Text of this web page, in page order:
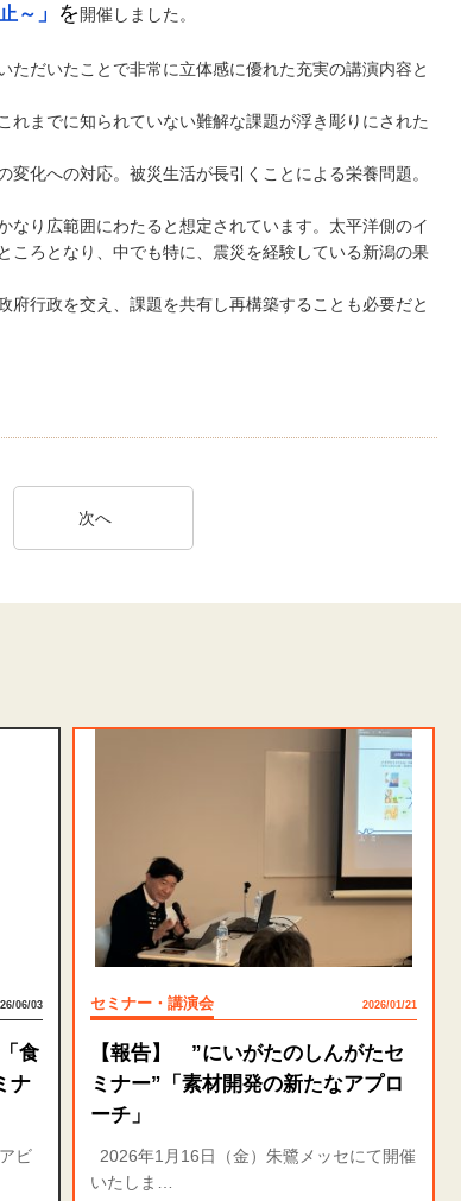
～ 」 を 開催しました。
だいたことで非常に立体感に優れた充実の講演内容と
までに知られていない難解な課題が浮き彫りにされた
化への対応。被災生活が長引くことによる栄養問題。
り広範囲にわたると想定されています。太平洋側のイ
ころとなり、中でも特に、震災を経験している新潟の果
行政を交え、課題を共有し再構築することも必要だと
次へ
06/03
食
ナ
ビ
セミナー・講演会 2026/01/21
【報告】 ”にいがたのしんがたセ
ミナー”「素材開発の新たなアプロ
ーチ」
2026年1月16日（金）朱鷺メッセにて開催
いたしま…